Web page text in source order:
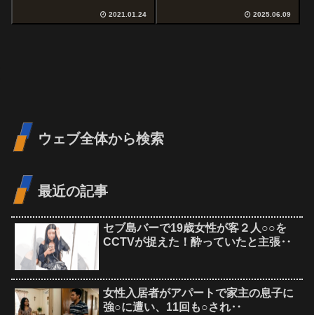
2021.01.24 2025.06.09
ウェブ全体から検索
最近の記事
セブ島バーで19歳女性が客２人○○を
CCTVが捉えた！酔っていたと主張‥
女性入居者がアパートで家主の息子に
強○に遭い、11回も○され‥